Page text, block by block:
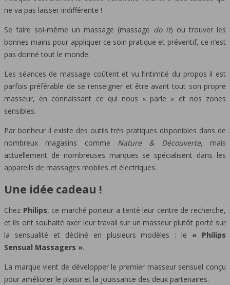
ne va pas laisser indifférente !
Se faire soi-même un massage (massage do it) ou trouver les
bonnes mains pour appliquer ce soin pratique et préventif, ce n’est
pas donné tout le monde.
Les séances de massage coûtent et vu l’intimité du propos il est
parfois préférable de se renseigner et être avant tout son propre
masseur, en connaissant ce qui nous « parle » et nos zones
sensibles.
Par bonheur il existe des outils très pratiques disponibles dans de
nombreux magasins comme Nature & Découverte, mais
actuellement de nombreuses marques se spécialisent dans les
appareils de massages mobiles et électriques.
Une idée cadeau !
Chez Philips, ce marché porteur a tenté leur centre de recherche,
et ils ont souhaité axer leur travail sur un masseur plutôt porté sur
la sensualité et décliné en plusieurs modèles : le « Philips
Sensual Massagers ».
La marque vient de développer le premier masseur sensuel conçu
pour améliorer le plaisir et la jouissance des deux partenaires.